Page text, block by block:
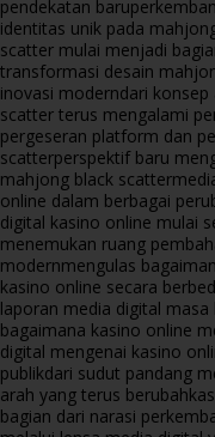
pendekatan baru
identitas unik pada
scatter mulai menjadi
transformasi desain
inovasi moderndari
scatter terus mengalami
pergeseran platform dan
scatterperspektif baru
mahjong black scatter
online dalam berbagai
digital kasino online mulai
menemukan ruang
modernmengulas
kasino online secara
laporan media digital masa
bagaimana kasino online
digital mengenai kasino
publikdari sudut pandang
arah yang terus berubah
bagian dari narasi